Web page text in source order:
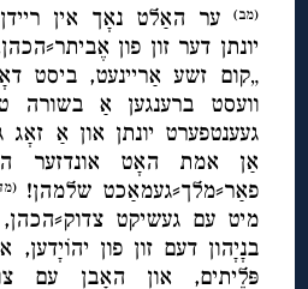
(מב)
ער האַלט נאָך אין
יונתן דער זון פון
„קום זשע אַריינעט, ביסט
וועסט ברענגען אַ בשורה
געענטפערט יונתן און אַ זאָג
אַן אמת האָט אונדזער
פאַר⸗מלך⸗געמאַכט שלמהן!
מיט עם געשיקט צדוק⸗הכהן,
בנָיָהון דעם זון פון
פּלֵיתים, און האָבן עם